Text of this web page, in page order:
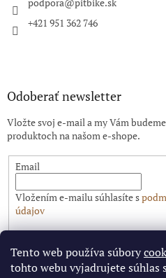
Tento web používa súbory
tohto webu vyjadrujete súhlas
podpora@pitbike.sk
+421 951 362 746
Odoberať newsletter
Vložte svoj e-mail a my Vám
produktoch na našom e-shope.
Email
Vložením e-mailu súhlasíte s
údajov